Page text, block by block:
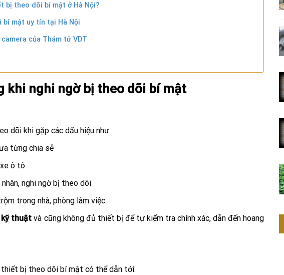
bị theo dõi bí mật ở Hà Nội?
mật uy tín tại Hà Nội
của Thám tử VDT
khi nghi ngờ bị theo dõi bí mật
dõi khi gặp các dấu hiệu như:
từng chia sẻ
ô tô
nghi ngờ bị theo dõi
trong nhà, phòng làm việc
thuật và cũng không đủ thiết bị để tự kiểm tra chính xác, dẫn đến hoang
thiết bị theo dõi bí mật có thể dẫn tới: